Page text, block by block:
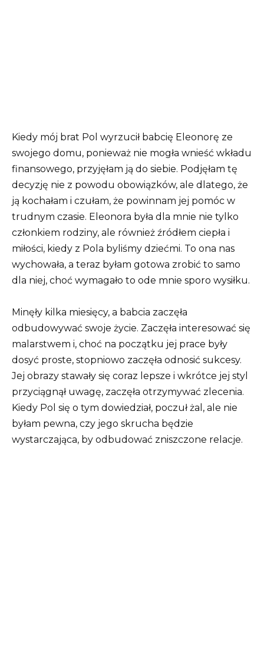
Kiedy mój brat Pol wyrzucił babcię Eleonorę ze
swojego domu, ponieważ nie mogła wnieść wkładu
finansowego, przyjęłam ją do siebie. Podjęłam tę
decyzję nie z powodu obowiązków, ale dlatego, że
ją kochałam i czułam, że powinnam jej pomóc w
trudnym czasie. Eleonora była dla mnie nie tylko
członkiem rodziny, ale również źródłem ciepła i
miłości, kiedy z Pola byliśmy dziećmi. To ona nas
wychowała, a teraz byłam gotowa zrobić to samo
dla niej, choć wymagało to ode mnie sporo wysiłku.
Minęły kilka miesięcy, a babcia zaczęła
odbudowywać swoje życie. Zaczęła interesować się
malarstwem i, choć na początku jej prace były
dosyć proste, stopniowo zaczęła odnosić sukcesy.
Jej obrazy stawały się coraz lepsze i wkrótce jej styl
przyciągnął uwagę, zaczęła otrzymywać zlecenia.
Kiedy Pol się o tym dowiedział, poczuł żal, ale nie
byłam pewna, czy jego skrucha będzie
wystarczająca, by odbudować zniszczone relacje.